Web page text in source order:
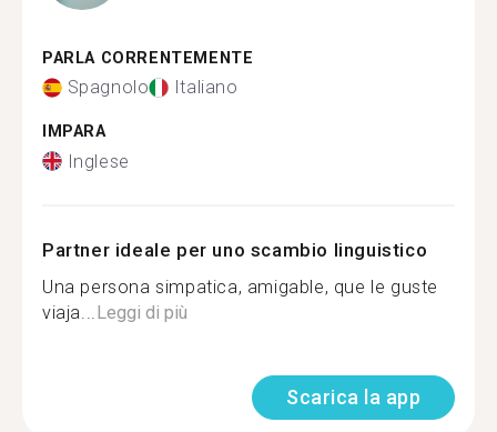
PARLA CORRENTEMENTE
Spagnolo Italiano
IMPARA
Inglese
Partner ideale per uno scambio linguistico
Una persona simpatica, amigable, que le guste
viaja... Leggi di più
Scarica la app